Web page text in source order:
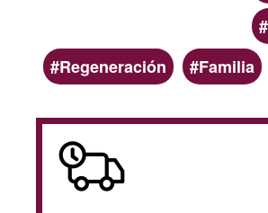
Palabras
clave
Regeneración Familia
domicilio